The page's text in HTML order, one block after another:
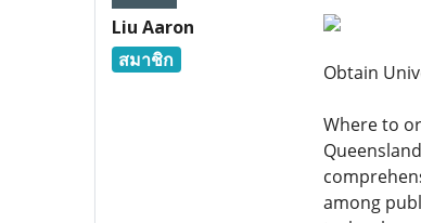
Liu Aaron
สมาชิก
Obtain
Where to
among